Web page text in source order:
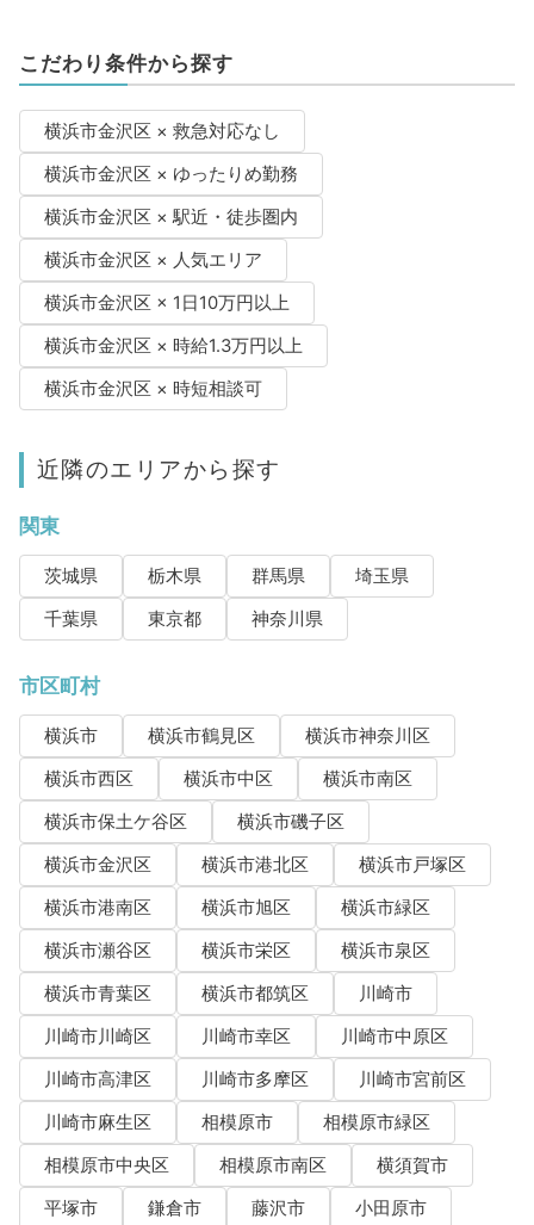
こだわり条件から探す
横浜市金沢区 × 救急対応なし
横浜市金沢区 × ゆったりめ勤務
横浜市金沢区 × 駅近・徒歩圏内
横浜市金沢区 × 人気エリア
横浜市金沢区 × 1日10万円以上
横浜市金沢区 × 時給1.3万円以上
横浜市金沢区 × 時短相談可
近隣のエリアから探す
関東
茨城県 栃木県 群馬県
埼玉県
千葉県
東京都 神奈川県
市区町村
横浜市 横浜市鶴見区
横浜市神奈川区
横浜市西区
横浜市中区
横浜市南区
横浜市保土ケ谷区
横浜市磯子区
横浜市金沢区
横浜市港北区
横浜市戸塚区
横浜市港南区
横浜市旭区
横浜市緑区
横浜市瀬谷区
横浜市栄区
横浜市泉区
横浜市青葉区
横浜市都筑区
川崎市
川崎市川崎区
川崎市幸区
川崎市中原区
川崎市高津区
川崎市多摩区
川崎市宮前区
川崎市麻生区
相模原市
相模原市緑区
相模原市中央区
相模原市南区
横須賀市
平塚市
鎌倉市 藤沢市
小田原市